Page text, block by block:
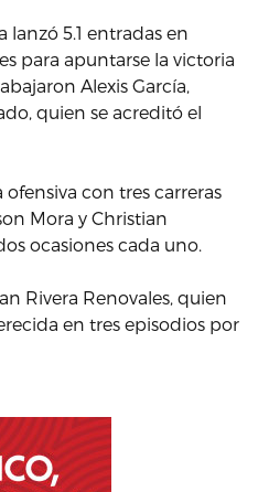
lanzó 5.1 entradas en
para apuntarse la victoria
Alexis García,
quien se acreditó el
con tres carreras
Mora y Christian
ocasiones cada uno.
Rivera Renovales, quien
en tres episodios por